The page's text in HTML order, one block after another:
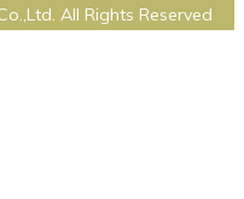
All Rights Reserved